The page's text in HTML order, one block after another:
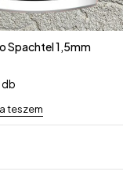
Spachtel 1,5mm
db
teszem